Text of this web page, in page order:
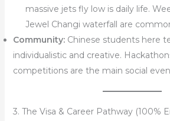
massive jets fly low is daily life.
Jewel Changi waterfall are
Community:Chinese students here
individualistic and creative.
competitions are the main social
3. The Visa & Career Pathway (100%